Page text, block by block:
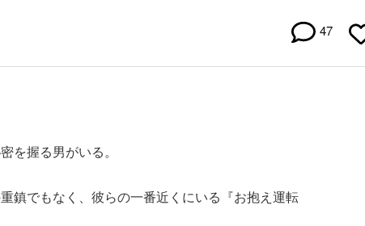
47
を握る男がいる。
鎮でもなく、彼らの一番近くにいる『お抱え運転